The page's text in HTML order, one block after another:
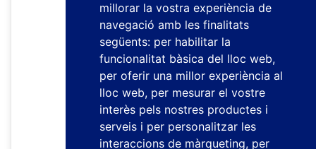
millorar la vostra experiència de
navegació amb les finalitats
següents: per habilitar la
funcionalitat bàsica del lloc web,
per oferir una millor experiència al
lloc web, per mesurar el vostre
interès pels nostres productes i
serveis i per personalitzar les
interaccions de màrqueting, per